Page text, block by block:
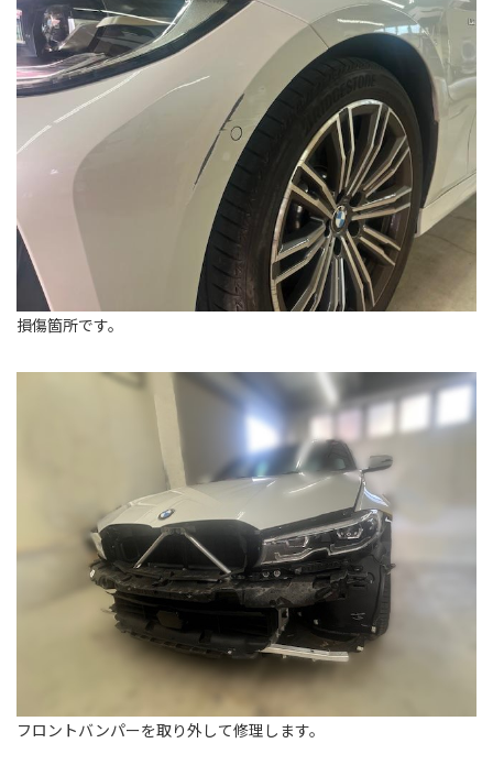
損傷箇所です。
フロントバンパーを取り外して修理します。